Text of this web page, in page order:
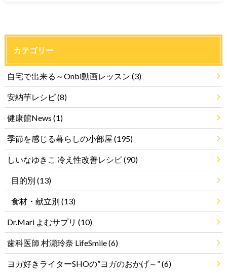
カテゴリー
自宅で出来る～Onbi動画レッスン (3)
安納芋レシピ(8)
健康館News (1)
季節を感じる暮らしの小部屋 (195)
しいなゆきこ 冷え性改善レシピ(90)
目的別 (13)
食材・献立別 (13)
Dr.Mari よむサプリ (10)
歯科医師 村瀬玲奈 LifeSmile(6)
ヨガ好きライターSHOの”ヨガのおかげ～”(6)